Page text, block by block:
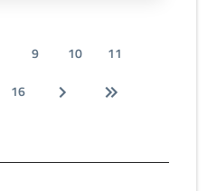
9 10
11
16